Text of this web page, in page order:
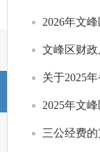
2026年文
文峰区财
关于2025
2025年文
三公经费